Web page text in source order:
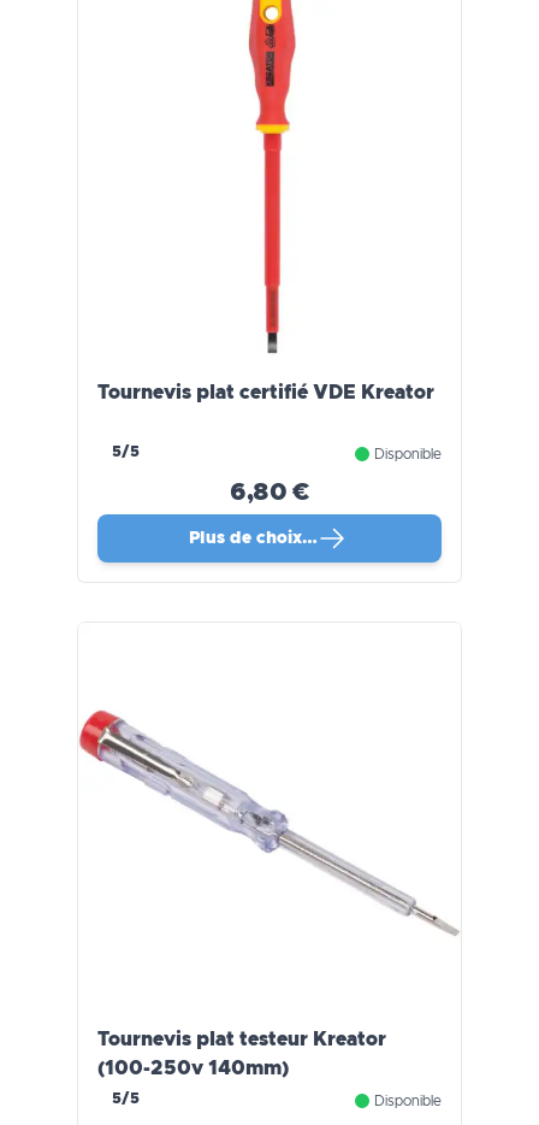
Tournevis plat certifié VDE Kreator
5/5 Disponible
6,80 €
Plus de choix…
Tournevis plat testeur Kreator
(100-250v 140mm)
5/5 Disponible